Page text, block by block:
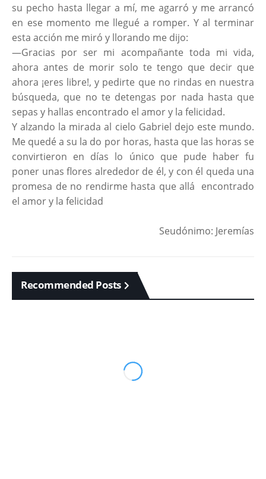
su pecho hasta llegar a mí, me agarró y me arrancó
en ese momento me llegué a romper. Y al terminar
esta acción me miró y llorando me dijo:
—Gracias por ser mi acompañante toda mi vida,
ahora antes de morir solo te tengo que decir que
ahora ¡eres libre!, y pedirte que no rindas en nuestra
búsqueda, que no te detengas por nada hasta que
sepas y hallas encontrado el amor y la felicidad.
Y alzando la mirada al cielo Gabriel dejo este mundo.
Me quedé a su la do por horas, hasta que las horas se
convirtieron en días lo único que pude haber fu
poner unas flores alrededor de él, y con él queda una
promesa de no rendirme hasta que allá encontrado
el amor y la felicidad
Seudónimo: Jeremías
Recommended Posts